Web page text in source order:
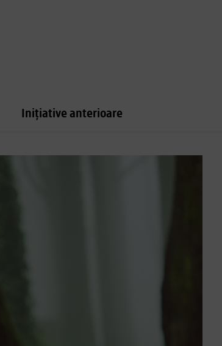
Inițiative anterioare